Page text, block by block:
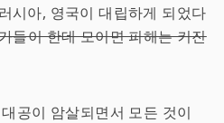
시아, 영국이 대립하게 되었다
들이 한데 모이면 피해는 커진
대공이 암살되면서 모든 것이